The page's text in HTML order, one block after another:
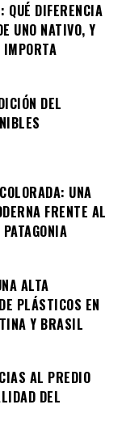
QUÉ DIFERENCIA
UNO NATIVO, Y
IMPORTA
DEL
UNA
FRENTE AL
ALTA
PLÁSTICOS EN
Y BRASIL
AL PREDIO
DEL